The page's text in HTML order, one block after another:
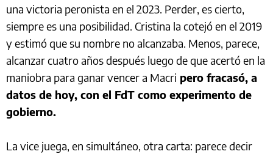
una victoria peronista en el 2023. Perder, es cierto,
siempre es una posibilidad. Cristina la cotejó en el 2019
y estimó que su nombre no alcanzaba. Menos, parece,
alcanzar cuatro años después luego de que acertó en la
maniobra para ganar vencer a Macri pero fracasó, a
datos de hoy, con el FdT como experimento de
gobierno.
La vice juega, en simultáneo, otra carta: parece decir